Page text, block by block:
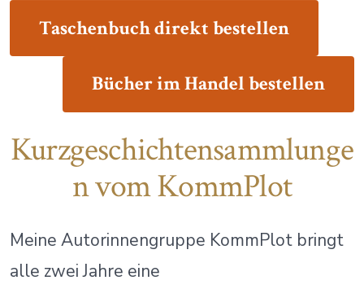
Taschenbuch direkt bestellen
Bücherim Handel bestellen
Kurzgeschichtensammlunge
n vom KommPlot
Meine Autorinnengruppe KommPlot bringt
alle zwei Jahre eine